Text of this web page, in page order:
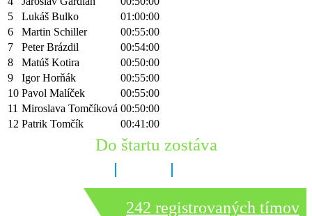
5
Lukáš Bulko
01:00:00
6
Martin Schiller
00:55:00
7
Peter Brázdil
00:54:00
8
Matúš Kotira
00:50:00
9
Igor Horňák
00:55:00
10 Pavol Malíček
00:55:00
11 Miroslava Tomčíková 00:50:00
12 Patrik Tomčík 00:41:00
Do štartu zostáva
242 registrovaných tímov